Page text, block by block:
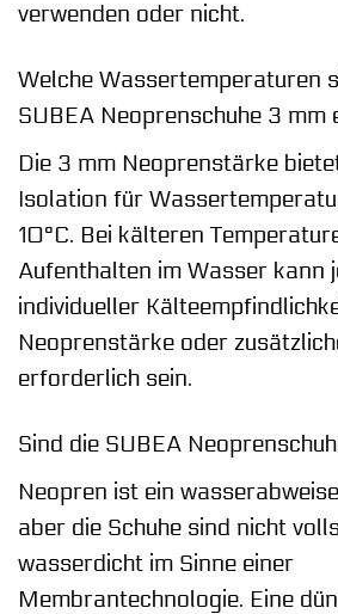
verwenden oder nicht.
Welche Wassertemperaturen
SUBEA Neoprenschuhe 3 mm
Die 3 mm Neoprenstärke
Isolation für
10°C. Bei kälteren
Aufenthalten im Wasser kann
individueller
Neoprenstärke oder
erforderlich sein.
Sind die SUBEA
Neopren ist ein
aber die Schuhe sind nicht
wasserdicht im Sinne einer
Membrantechnologie. Eine